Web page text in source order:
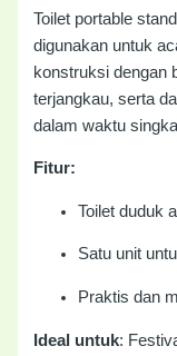
Toilet portable
digunakan untuk
konstruksi dengan
terjangkau, serta
dalam waktu
Fitur:
Toilet duduk
Satu unit
Praktis dan
Ideal untuk: